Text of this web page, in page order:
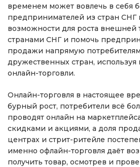
временем может вовлечь в себя
предпринимателей из стран СНГ
возможности для роста внешней
странами СНГ и помочь
продажи напрямую
дружественных стран,
онлайн-торговли.
Онлайн-торговля в настоящее
бурный рост, потребители всё
проводят онлайн на
скидками и акциями, а доля
центрах и стрит-ритейле
именно офлайн-торговля даёт
получить товар, осмотрев и